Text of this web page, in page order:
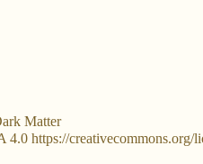
Matter
https://creativecommons.org/